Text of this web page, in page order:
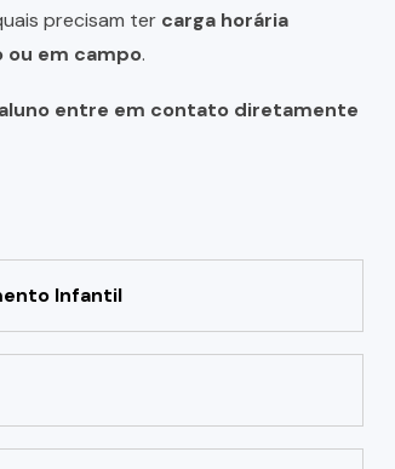
precisam ter carga horária
ou em campo.
entre em contato diretamente
Infantil